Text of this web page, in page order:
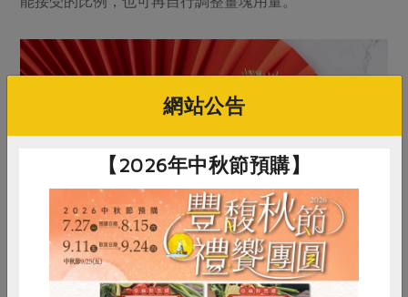
網站公告
【2026年中秋節預購】